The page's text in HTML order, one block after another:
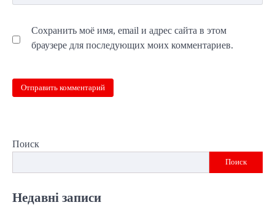
Сохранить моё имя, email и адрес сайта в этом
браузере для последующих моих комментариев.
Поиск
Поиск
Недавні записи